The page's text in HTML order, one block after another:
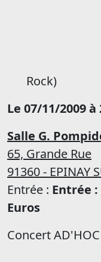
Rock)
Le 07/11/2009 à
Salle G.
65, Grande Rue
91360 - EPINAY
Entrée : Entrée :
Euros
Concert